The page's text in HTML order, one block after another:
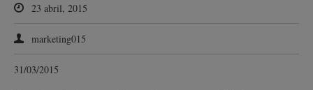
23 abril, 2015
marketing015
31/03/2015